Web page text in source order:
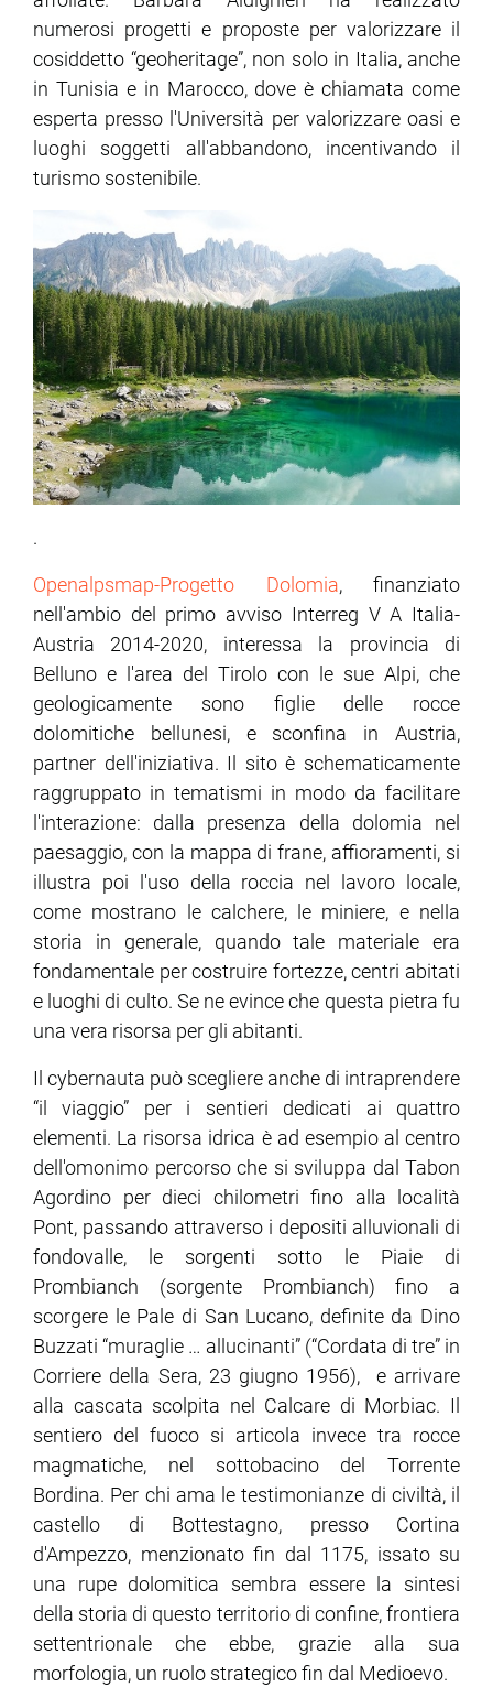
numerosi progetti e proposte per valorizzare il
cosiddetto “geoheritage”, non solo in Italia, anche
in Tunisia e in Marocco, dove è chiamata come
esperta presso l'Università per valorizzare oasi e
luoghi soggetti all'abbandono, incentivando il
turismo sostenibile.
.
Openalpsmap-Progetto Dolomia, finanziato
nell'ambio del primo avviso Interreg V A Italia-
Austria 2014-2020, interessa la provincia di
Belluno e l'area del Tirolo con le sue Alpi, che
geologicamente sono figlie delle rocce
dolomitiche bellunesi, e sconfina in Austria,
partner dell'iniziativa. Il sito è schematicamente
raggruppato in tematismi in modo da facilitare
l'interazione: dalla presenza della dolomia nel
paesaggio, con la mappa di frane, affioramenti, si
illustra poi l'uso della roccia nel lavoro locale,
come mostrano le calchere, le miniere, e nella
storia in generale, quando tale materiale era
fondamentale per costruire fortezze, centri abitati
e luoghi di culto. Se ne evince che questa pietra fu
una vera risorsa per gli abitanti.
Il cybernauta può scegliere anche di intraprendere
“il viaggio” per i sentieri dedicati ai quattro
elementi. La risorsa idrica è ad esempio al centro
dell'omonimo percorso che si sviluppa dal Tabon
Agordino per dieci chilometri fino alla località
Pont, passando attraverso i depositi alluvionali di
fondovalle, le sorgenti sotto le Piaie di
Prombianch (sorgente Prombianch) fino a
scorgere le Pale di San Lucano, definite da Dino
Buzzati “muraglie … allucinanti” (“Cordata di tre” in
Corriere della Sera, 23 giugno 1956), e arrivare
alla cascata scolpita nel Calcare di Morbiac. Il
sentiero del fuoco si articola invece tra rocce
magmatiche, nel sottobacino del Torrente
Bordina. Per chi ama le testimonianze di civiltà, il
castello di Bottestagno, presso Cortina
d'Ampezzo, menzionato fin dal 1175, issato su
una rupe dolomitica sembra essere la sintesi
della storia di questo territorio di confine, frontiera
settentrionale che ebbe, grazie alla sua
morfologia, un ruolo strategico fin dal Medioevo.